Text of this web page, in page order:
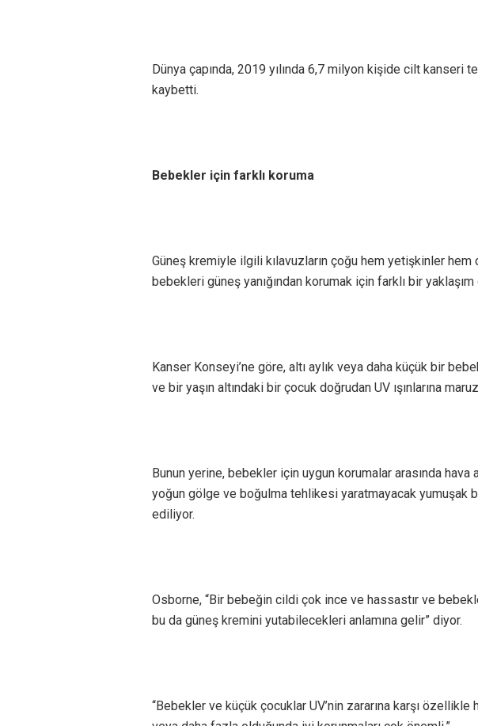
Dünya çapında, 2019 yılında 6,7 milyon kişide cilt kanseri
kaybetti.
Bebekler için farklı koruma
Güneş kremiyle ilgili kılavuzların çoğu hem yetişkinler
bebekleri güneş yanığından korumak için farklı bir
Kanser Konseyi’ne göre, altı aylık veya daha küçük bir
ve bir yaşın altındaki bir çocuk doğrudan UV ışınlarına maruz
Bunun yerine, bebekler için uygun korumalar arasında hava
yoğun gölge ve boğulma tehlikesi yaratmayacak yumuşak
ediliyor.
Osborne, “Bir bebeğin cildi çok ince ve hassastır ve
bu da güneş kremini yutabilecekleri anlamına gelir” diyor.
“Bebekler ve küçük çocuklar UV’nin zararına karşı